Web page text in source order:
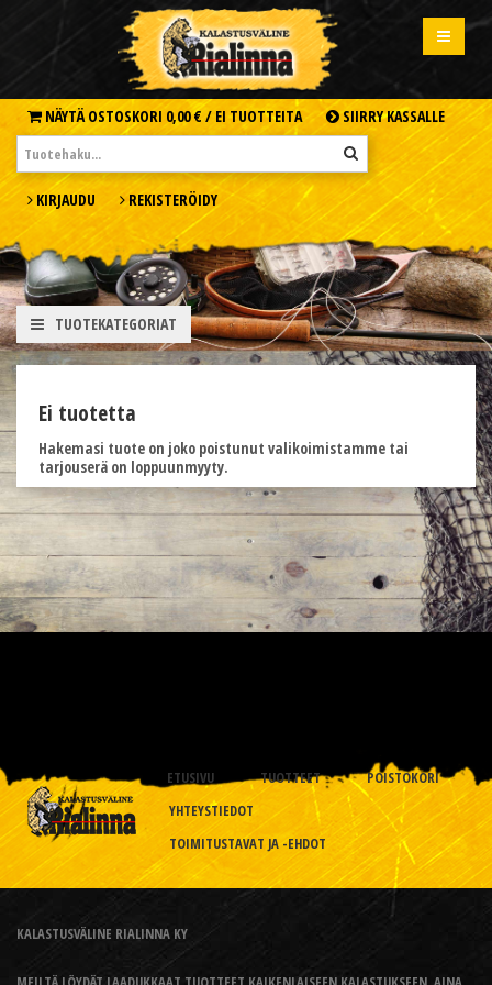
NÄYTÄ OSTOSKORI 0,00 € / EI TUOTTEITA SIIRRY KASSALLE
KIRJAUDU REKISTERÖIDY
TUOTEKATEGORIAT
Ei tuotetta
Hakemasi tuote on joko poistunut valikoimistamme tai
tarjouserä on loppuunmyyty.
ETUSIVU TUOTTEET
POISTOKORI
YHTEYSTIEDOT
TOIMITUSTAVAT JA -EHDOT
KALASTUSVÄLINE RIALINNA KY